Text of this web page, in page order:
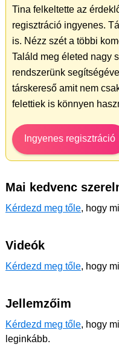
Tina felkeltette az
regisztráció ingyenes.
is. Nézz szét a többi
Találd meg életed nagy
rendszerünk
társkereső amit nem
felettiek is könnyen
Ingyenes regisztráció
Mai kedvenc
Kérdezd meg tőle, hogy
Videók
Kérdezd meg tőle, hogy
Jellemzőim
Kérdezd meg tőle, hogy
leginkább.